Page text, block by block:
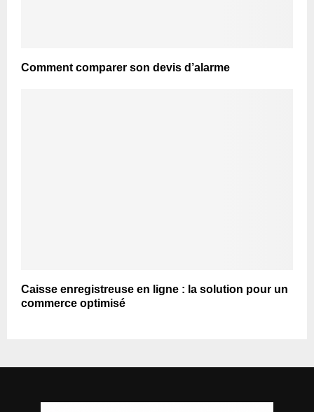
Comment comparer son devis d’alarme
Caisse enregistreuse en ligne : la solution pour un
commerce optimisé